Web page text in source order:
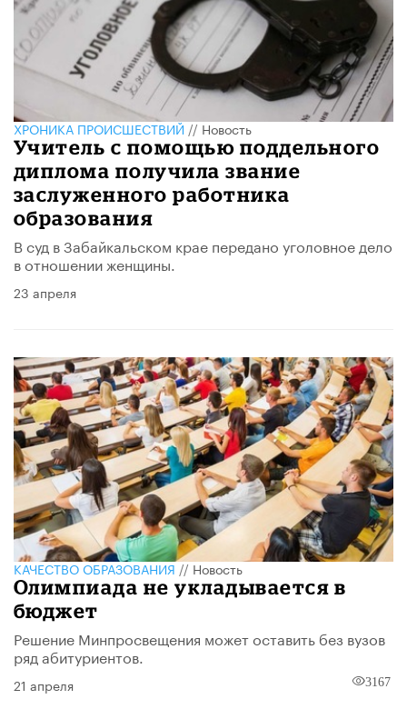
ХРОНИКА ПРОИСШЕСТВИЙ//Новость
Учитель с помощью поддельного
диплома получила звание
заслуженного работника
образования
В суд в Забайкальском крае передано уголовное дело
в отношении женщины.
23 апреля
КАЧЕСТВО ОБРАЗОВАНИЯ//Новость
Олимпиада не укладывается в
бюджет
Решение Минпросвещения может оставить без вузов
ряд абитуриентов.
21 апреля 3167